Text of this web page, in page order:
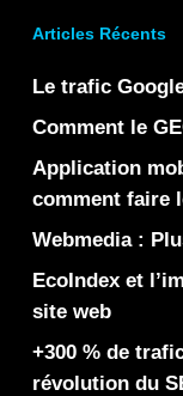
Articles Récents
Le trafic
Comment le
Application
comment faire
Webmedia :
EcoIndex et
site web
+300 % de
révolution du